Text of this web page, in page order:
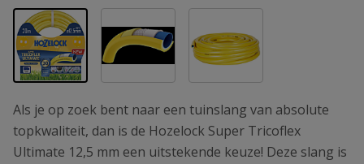
View larger image
Als je op zoek bent naar een tuinslang van absolute
topkwaliteit, dan is de Hozelock Super Tricoflex
Ultimate 12,5 mm een uitstekende keuze! Deze slang is